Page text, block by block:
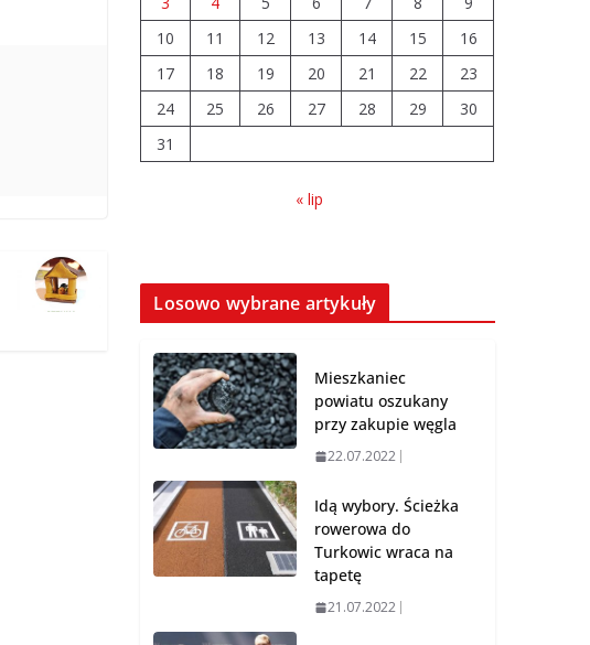
03.08.2026
Powiat turecki
poniżej średniej
pod względem ofert
Podwyżka mimo
finansowych
04.08.2026
10
11 12 13 14 15
16
17
18 19 20 21 22
23
24
25 26 27 28 29
30
31
« lip
Losowo wybrane artykuły
Mieszkaniec
powiatu oszukany
przy zakupie węgla
22.07.2022
Idą wybory. Ścieżka
rowerowa do
Turkowic wraca na
tapetę
21.07.2022